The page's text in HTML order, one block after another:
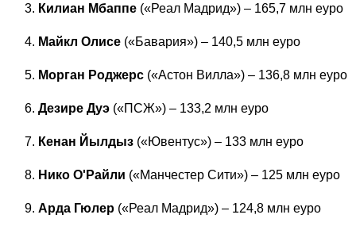
Килиан Мбаппе («Реал Мадрид») – 165,7 млн еуро
Майкл Олисе («Бавария») – 140,5 млн еуро
Морган Роджерс («Астон Вилла») – 136,8 млн еуро
Дезире Дуэ («ПСЖ») – 133,2 млн еуро
Кенан Йылдыз («Ювентус») – 133 млн еуро
Нико О'Райли («Манчестер Сити») – 125 млн еуро
Арда Гюлер («Реал Мадрид») – 124,8 млн еуро